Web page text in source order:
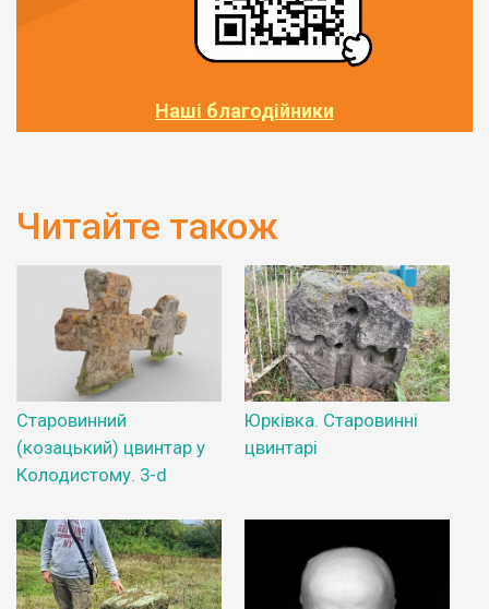
Наші благодійники
Читайте також
Старовинний
(козацький) цвинтар у
Колодистому. 3-d
Юрківка. Старовинні
цвинтарі